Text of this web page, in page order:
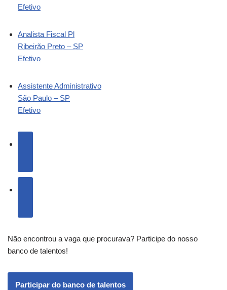
Efetivo
Analista Fiscal Pl
Ribeirão Preto – SP
Efetivo
Assistente Administrativo
São Paulo – SP
Efetivo
Não encontrou a vaga que procurava? Participe do nosso
banco de talentos!
Participar do banco de talentos